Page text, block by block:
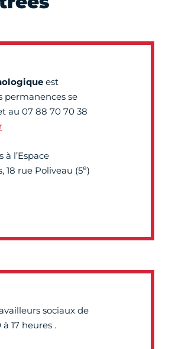
est
permanences se
au 07 88 70 70 38
l’Espace
18 rue Poliveau (5e)
sociaux de
17 heures .